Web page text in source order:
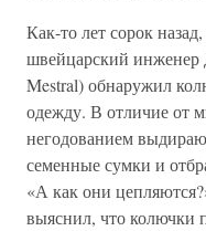
Как-то лет сорок
швейцарский инженер
Mestral) обнаружил
одежду. В отличие от
негодованием
семенные сумки и
«А как они
выяснил, что